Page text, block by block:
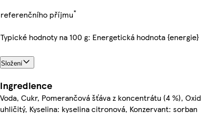
referenčního příjmu*
Typické hodnoty na 100 g: Energetická hodnota {energie}
Složení
Ingredience
Voda, Cukr, Pomerančová šťáva z koncentrátu (4 %), Oxid
uhličitý, Kyselina: kyselina citronová, Konzervant: sorban